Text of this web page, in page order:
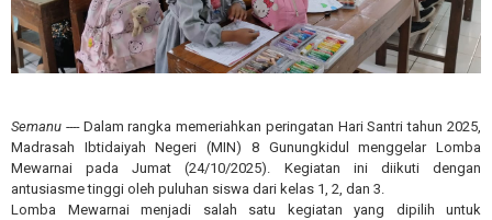
Semanu ---- Dalam rangka memeriahkan peringatan Hari Santri tahun 2025,
Madrasah Ibtidaiyah Negeri (MIN) 8 Gunungkidul menggelar Lomba
Mewarnai pada Jumat (24/10/2025). Kegiatan ini diikuti dengan
antusiasme tinggi oleh puluhan siswa dari kelas 1, 2, dan 3.
Lomba Mewarnai menjadi salah satu kegiatan yang dipilih untuk